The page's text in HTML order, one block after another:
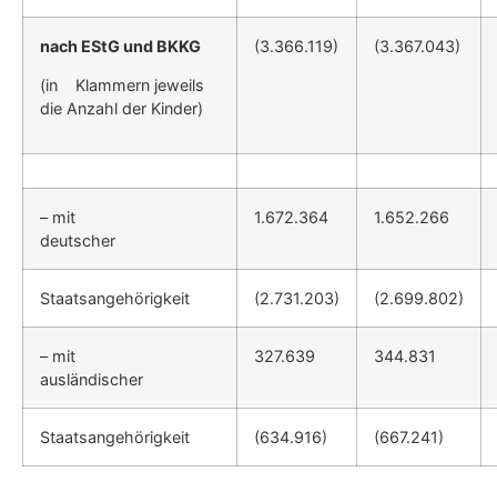
nach EStG und BKKG
(in Klammern jeweils
die Anzahl der Kinder)
(3.366.119) (3.367.043)
– mit
deutscher
1.672.364 1.652.266
Staatsangehörigkeit (2.731.203) (2.699.802)
– mit
ausländischer
327.639 344.831
Staatsangehörigkeit (634.916) (667.241)